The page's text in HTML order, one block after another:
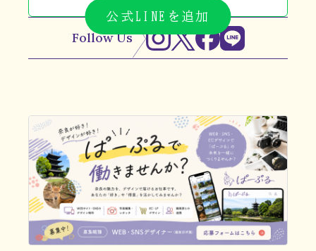
公式LINEを追加
Follow Us